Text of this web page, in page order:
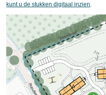
kunt u de stukken digitaal inzien.